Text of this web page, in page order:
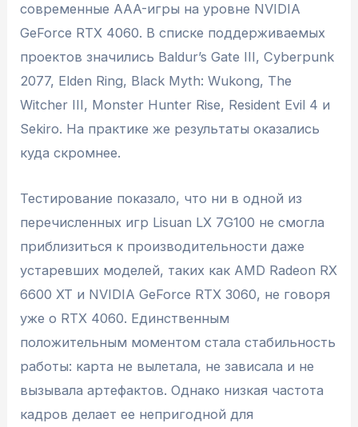
современные AAA-игры на уровне NVIDIA
GeForce RTX 4060. В списке поддерживаемых
проектов значились Baldur’s Gate III, Cyberpunk
2077, Elden Ring, Black Myth: Wukong, The
Witcher III, Monster Hunter Rise, Resident Evil 4 и
Sekiro. На практике же результаты оказались
куда скромнее.
Тестирование показало, что ни в одной из
перечисленных игр Lisuan LX 7G100 не смогла
приблизиться к производительности даже
устаревших моделей, таких как AMD Radeon RX
6600 XT и NVIDIA GeForce RTX 3060, не говоря
уже о RTX 4060. Единственным
положительным моментом стала стабильность
работы: карта не вылетала, не зависала и не
вызывала артефактов. Однако низкая частота
кадров делает ее непригодной для